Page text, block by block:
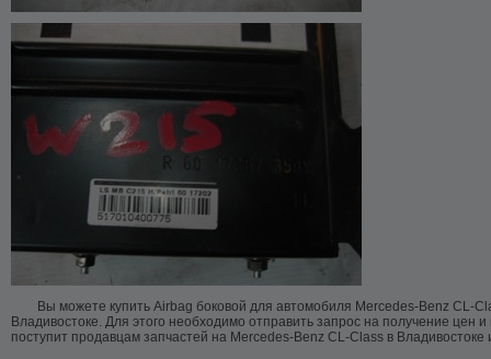
Вы можете купить Airbag боковой для автомобиля Mercedes-Benz CL-
Владивостоке. Для этого необходимо отправить запрос на получение цен
поступит продавцам запчастей на Mercedes-Benz CL-Class в Владивостоке